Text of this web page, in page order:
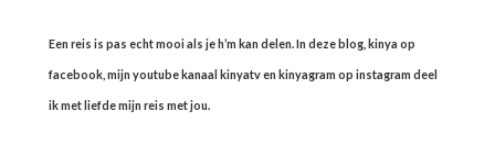
Een reis is pas echt mooi als je h’m kan delen. In deze blog, kinya op
facebook, mijn youtube kanaal kinyatv en kinyagram op instagram deel
ik met liefde mijn reis met jou.